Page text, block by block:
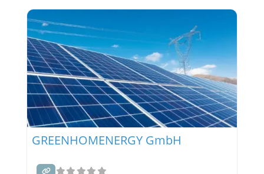
für private und gewerbliche Kunden etabliert. Ihr
Partner für nachhaltige Photovoltaikanlagen in
Kirkel Die Saarpfalz PV GmbH bietet
schlüsselfertige Photovoltaikanlagen, die
individuell auf die Bedürfnisse und
GREENHOMENERGY GmbH